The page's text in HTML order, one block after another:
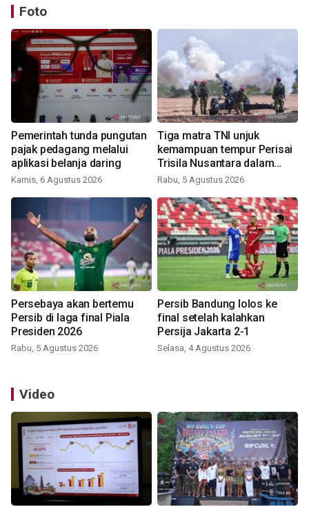
Foto
Pemerintah tunda pungutan
pajak pedagang melalui
aplikasi belanja daring
Kamis, 6 Agustus 2026
Tiga matra TNI unjuk
kemampuan tempur Perisai
Trisila Nusantara dalam
latihan di Kepri
Rabu, 5 Agustus 2026
Persebaya akan bertemu
Persib di laga final Piala
Presiden 2026
Rabu, 5 Agustus 2026
Persib Bandung lolos ke
final setelah kalahkan
Persija Jakarta 2-1
Selasa, 4 Agustus 2026
Video